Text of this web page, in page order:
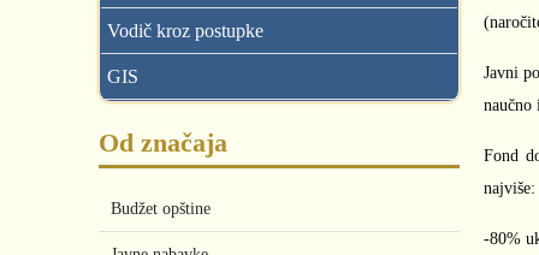
Vodič kroz postupke
GIS
Od značaja
Budžet opštine
Javni
naučno
Fond
najviše:
-80%